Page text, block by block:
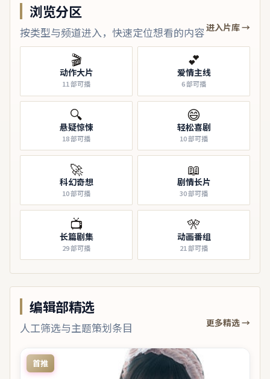
浏览分区
按类型与频道进入，快速定位想看的内容进入片库 →
🎬
动作大片
11部可播
💕
爱情主线
6部可播
🔍
悬疑惊悚
18部可播
😄
轻松喜剧
10部可播
🚀
科幻奇想
10部可播
📖
剧情长片
30部可播
📺
长篇剧集
29部可播
🎌
动画番组
21部可播
编辑部精选
人工筛选与主题策划条目 更多精选 →
首推